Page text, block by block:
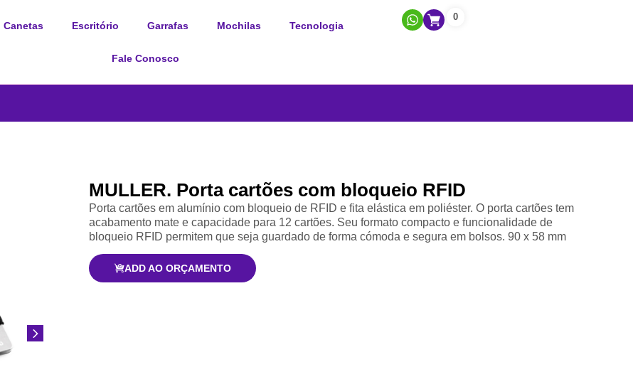
Canetas Escritório Garrafas Mochilas Tecnologia
Fale Conosco
0
MULLER. Porta cartões com bloqueio RFID
Porta cartões em alumínio com bloqueio de RFID e fita elástica em poliéster. O porta cartões tem
acabamento mate e capacidade para 12 cartões. Seu formato compacto e funcionalidade de
bloqueio RFID permitem que seja guardado de forma cómoda e segura em bolsos. 90 x 58 mm
ADD AO ORÇAMENTO